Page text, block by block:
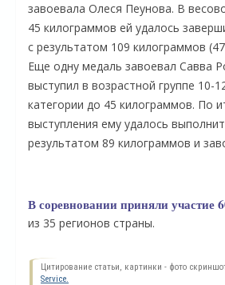
завоевала Олеся Пеунова. В
45 килограммов ей удалось
с результатом 109 килограммов
Еще одну медаль завоевал Савва
выступил в возрастной группе 10-
категории до 45 килограммов. По
выступления ему удалось
результатом 89 килограммов и
В соревновании приняли участие
из 35 регионов страны.
Цитирование статьи, картинки - фото
Service.